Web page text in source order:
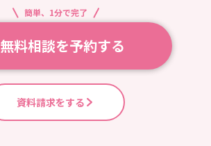
簡単、1分で完了
無料相談を予約する
資料請求をする